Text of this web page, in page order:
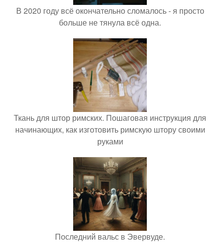
В 2020 году всё окончательно сломалось - я просто
больше не тянула всё одна.
Ткань для штор римских. Пошаговая инструкция для
начинающих, как изготовить римскую штору своими
руками
Последний вальс в Эвервуде.